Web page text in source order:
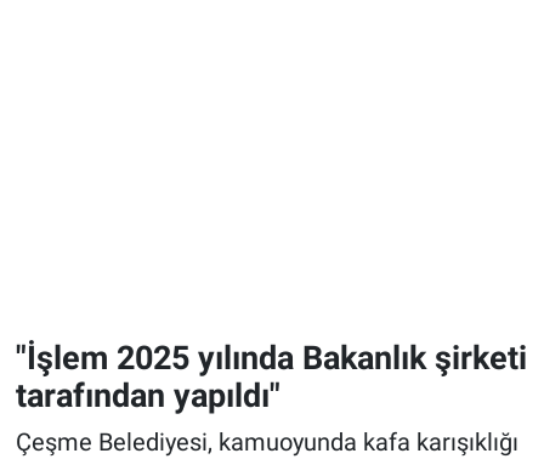
"İşlem 2025 yılında Bakanlık şirketi
tarafından yapıldı"
Çeşme Belediyesi, kamuoyunda kafa karışıklığı